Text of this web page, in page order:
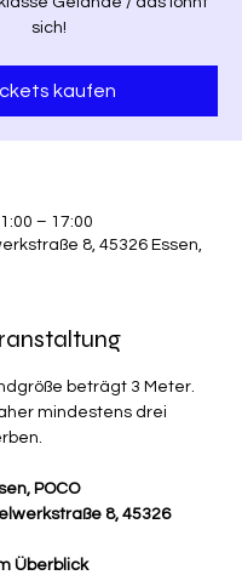
sich!
kaufen
– 17:00
8, 45326 Essen,
beträgt 3 Meter.
mindestens drei
POCO
8, 45326
Überblick